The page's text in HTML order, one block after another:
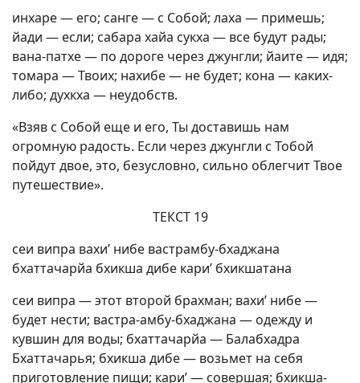
инхаре — его; санге — с Собой; лаха — примешь;
йади — если; сабара хайа сукха — все будут рады;
вана-патхе — по дороге через джунгли; йаите — идя;
томара — Твоих; нахибе — не будет; кона — каких-
либо; духкха — неудобств.
«Взяв с Собой еще и его, Ты доставишь нам
огромную радость. Если через джунгли с Тобой
пойдут двое, это, безусловно, сильно облегчит Твое
путешествие».
ТЕКСТ 19
сеи випра вахи’ нибе вастрамбу-бхаджана
бхаттачарйа бхикша дибе кари’ бхикшатана
сеи випра — этот второй брахман; вахи’ нибе —
будет нести; вастра-амбу-бхаджана — одежду и
кувшин для воды; бхаттачарйа — Балабхадра
Бхаттачарья; бхикша дибе — возьмет на себя
приготовление пищи; кари’ — совершая; бхикша-